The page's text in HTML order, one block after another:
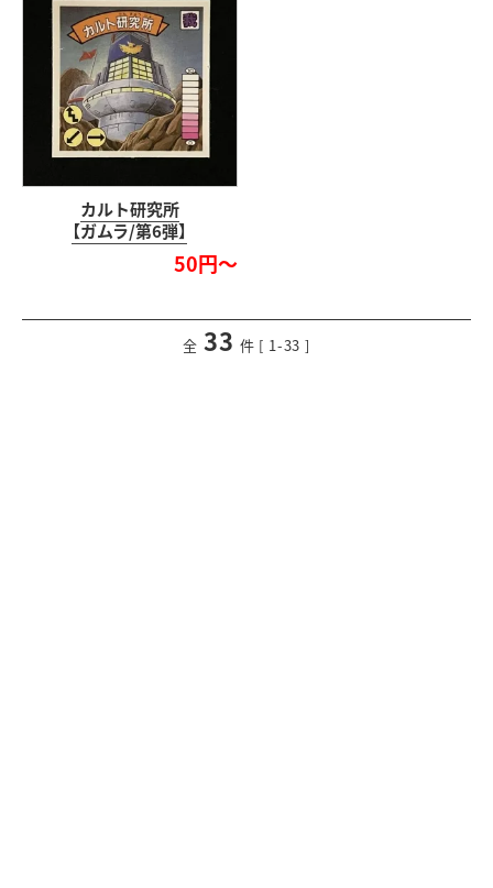
カルト研究所
【ガムラ/第6弾】
50円～
全 33 件 [ 1-33 ]